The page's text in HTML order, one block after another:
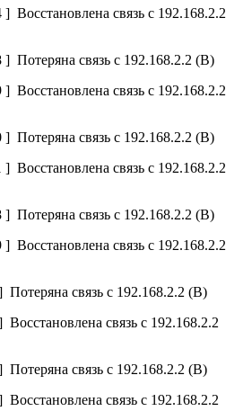
] Восстановлена связь с 192.168.2.2
] Потеряна связь с 192.168.2.2 (B)
] Восстановлена связь с 192.168.2.2
] Потеряна связь с 192.168.2.2 (B)
] Восстановлена связь с 192.168.2.2
] Потеряна связь с 192.168.2.2 (B)
] Восстановлена связь с 192.168.2.2
Потеряна связь с 192.168.2.2 (B)
Восстановлена связь с 192.168.2.2
Потеряна связь с 192.168.2.2 (B)
Восстановлена связь с 192.168.2.2